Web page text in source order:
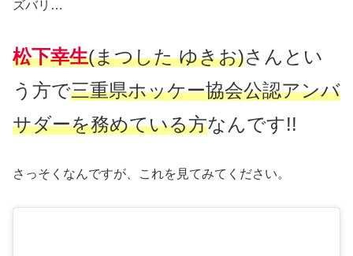
ズバリ…
松下幸生(まつした ゆきお)さんとい
う方で三重県ホッケー協会公認アンバ
サダーを務めている方なんです!!
さっそくなんですが、これを見てみてください。